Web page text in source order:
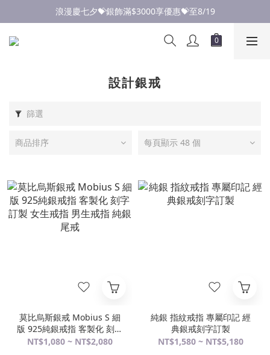
點此加入LINE✅好友領取首購優惠券
浪漫慶七夕💝銀飾滿$3000享優惠💝至8/19
點此加入LINE✅好友領取首購優惠券
設計銀戒
篩選
商品排序 每頁顯示 48 個
莫比烏斯銀戒 Mobius S 細
版 925純銀戒指 客製化 刻字
訂製 女生戒指 男生戒指 純
NT$1,080 ~ NT$2,080
純銀 指紋戒指 專屬印記 經
典銀戒刻字訂製
NT$1,580 ~ NT$5,180